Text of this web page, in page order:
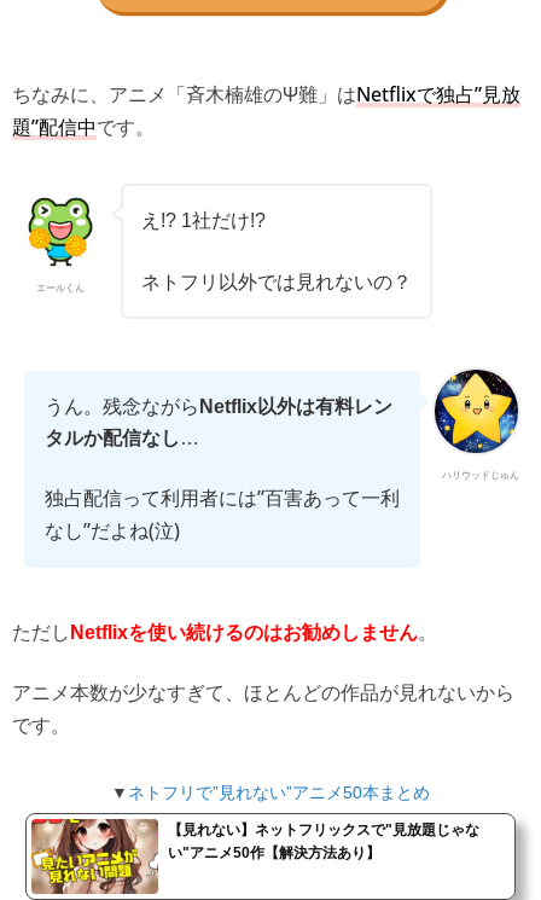
ちなみに、アニメ「斉木楠雄のΨ難」はNetflixで独占”見放
題”配信中です。
エールくん
え!? 1社だけ!?
ネトフリ以外では見れないの？
ハリウッドじゅん
うん。残念ながら Netflix以外は有料レン
タルか配信なし …
独占配信って利用者には”百害あって一利
なし”だよね(泣)
ただし Netflixを使い続けるのはお勧めしません。
アニメ本数が少なすぎて、ほとんどの作品が見れないから
です。
▼ ネトフリで”見れない”アニメ50本まとめ
【見れない】ネットフリックスで"見放題じゃな
い"アニメ50作【解決方法あり】